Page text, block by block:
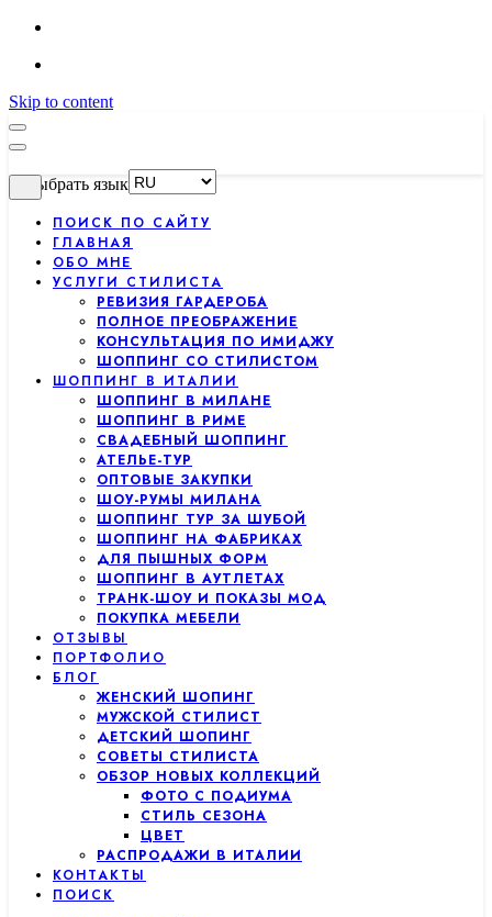
Skip to content
Выбрать язык
ПОИСК ПО САЙТУ
ГЛАВНАЯ
ОБО МНЕ
УСЛУГИ СТИЛИСТА
РЕВИЗИЯ ГАРДЕРОБА
ПОЛНОЕ ПРЕОБРАЖЕНИЕ
КОНСУЛЬТАЦИЯ ПО ИМИДЖУ
ШОППИНГ СО СТИЛИСТОМ
ШОППИНГ В ИТАЛИИ
ШОППИНГ В МИЛАНЕ
ШОППИНГ В РИМЕ
СВАДЕБНЫЙ ШОППИНГ
АТЕЛЬЕ-ТУР
ОПТОВЫЕ ЗАКУПКИ
ШОУ-РУМЫ МИЛАНА
ШОППИНГ ТУР ЗА ШУБОЙ
ШОППИНГ НА ФАБРИКАХ
ДЛЯ ПЫШНЫХ ФОРМ
ШОППИНГ В АУТЛЕТАХ
ТРАНК-ШОУ И ПОКАЗЫ МОД
ПОКУПКА МЕБЕЛИ
ОТЗЫВЫ
ПОРТФОЛИО
БЛОГ
ЖЕНСКИЙ ШОПИНГ
МУЖСКОЙ СТИЛИСТ
ДЕТСКИЙ ШОПИНГ
СОВЕТЫ СТИЛИСТА
ОБЗОР НОВЫХ КОЛЛЕКЦИЙ
ФОТО С ПОДИУМА
СТИЛЬ СЕЗОНА
ЦВЕТ
РАСПРОДАЖИ В ИТАЛИИ
КОНТАКТЫ
ПОИСК